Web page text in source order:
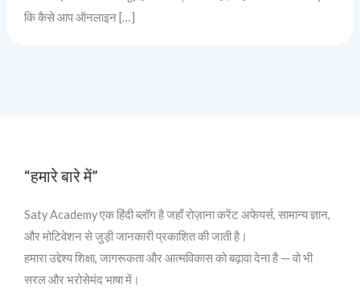
कि कैसे आप ऑनलाइन […]
“हमारे बारे में”
Saty Academy एक हिंदी ब्लॉग है जहाँ रोज़ाना करेंट अफेयर्स, सामान्य ज्ञान,
और मोटिवेशन से जुड़ी जानकारी प्रकाशित की जाती है।
हमारा उद्देश्य शिक्षा, जागरूकता और आत्मविकास को बढ़ावा देना है — वो भी
सरल और भरोसेमंद भाषा में।